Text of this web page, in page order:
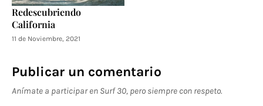
Redescubriendo
California
11 de Noviembre, 2021
Publicar un comentario
Anímate a participar en Surf 30, pero siempre con respeto.